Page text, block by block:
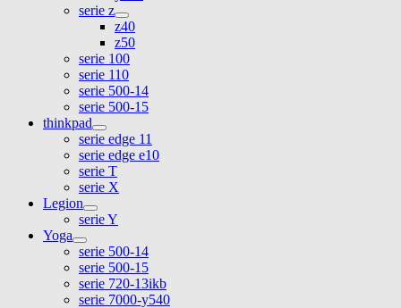
serie z
z40
z50
serie 100
serie 110
serie 500-14
serie 500-15
thinkpad
serie edge 11
serie edge e10
serie T
serie X
Legion
serie Y
Yoga
serie 500-14
serie 500-15
serie 720-13ikb
serie 7000-y540